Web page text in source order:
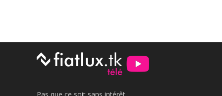
Pas que ce soit sans intérêt